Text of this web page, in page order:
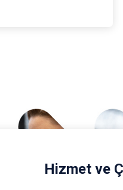
Hizmet ve